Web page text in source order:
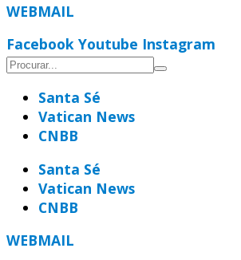
WEBMAIL
Facebook Youtube Instagram
Santa Sé
Vatican News
CNBB
Santa Sé
Vatican News
CNBB
WEBMAIL